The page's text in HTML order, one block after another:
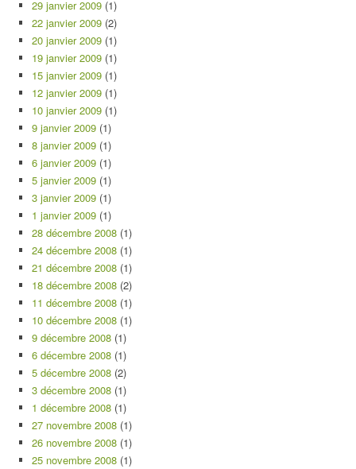
29 janvier 2009 (1)
22 janvier 2009 (2)
20 janvier 2009 (1)
19 janvier 2009 (1)
15 janvier 2009 (1)
12 janvier 2009 (1)
10 janvier 2009 (1)
9 janvier 2009 (1)
8 janvier 2009 (1)
6 janvier 2009 (1)
5 janvier 2009 (1)
3 janvier 2009 (1)
1 janvier 2009 (1)
28 décembre 2008 (1)
24 décembre 2008 (1)
21 décembre 2008 (1)
18 décembre 2008 (2)
11 décembre 2008 (1)
10 décembre 2008 (1)
9 décembre 2008 (1)
6 décembre 2008 (1)
5 décembre 2008 (2)
3 décembre 2008 (1)
1 décembre 2008 (1)
27 novembre 2008 (1)
26 novembre 2008 (1)
25 novembre 2008 (1)